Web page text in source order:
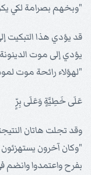
"وبخهم بصرامة لكي
قد يؤدي هذا التبكيت
يؤدي إلى موت الدينونة
"لهؤلاء رائحة موت
عَلَى خَطِيَّةٍ وَعَلَى بِرٍّ
وقد تجلت هاتان
"وكان آخرون يستهزئون
بفرح واعتمدوا وانضم